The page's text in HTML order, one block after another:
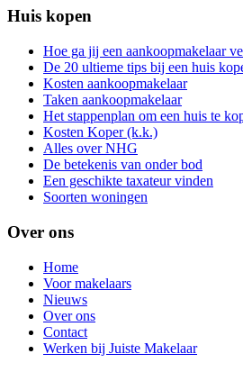
Huis kopen
Hoe ga jij een aankoopmakelaar
De 20 ultieme tips bij een huis
Kosten aankoopmakelaar
Taken aankoopmakelaar
Het stappenplan om een huis te
Kosten Koper (k.k.)
Alles over NHG
De betekenis van onder bod
Een geschikte taxateur vinden
Soorten woningen
Over ons
Home
Voor makelaars
Nieuws
Over ons
Contact
Werken bij Juiste Makelaar